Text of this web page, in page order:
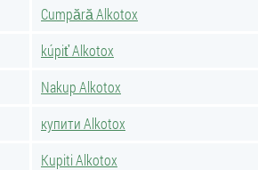
Cumpără Alkotox
kúpiť Alkotox
Nakup Alkotox
купити Alkotox
Kupiti Alkotox